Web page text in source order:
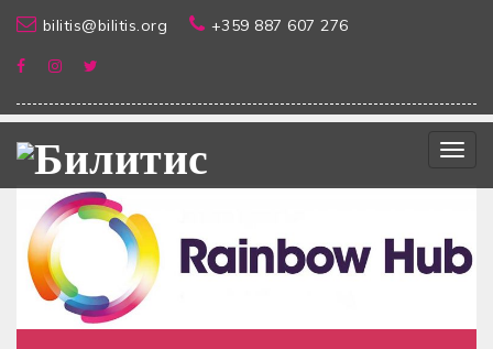
bilitis@bilitis.org +359 887 607 276